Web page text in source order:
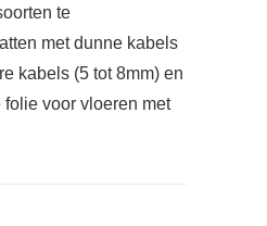
te
met dunne kabels
kabels (5 tot 8mm) en
voor vloeren met